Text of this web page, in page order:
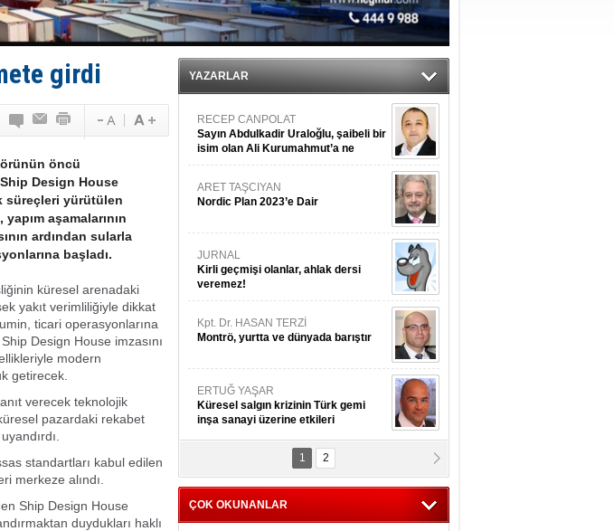
2. oldu!
maliyetler katlandı
için yurt dışı harcı için düzenleme istiyor
tutuklaması!
girdi
öncü
Design House
süreçleri yürütülen
aşamalarının
ardından sularla
başladı.
küresel arenadaki
yakıt verimliliğiyle dikkat
ticari operasyonlarına
Design House imzasını
modern
getirecek.
verecek teknolojik
pazardaki rekabet
standartları kabul edilen
merkeze alındı.
Ship Design House
duydukları haklı
YAZARLAR
RECEP CANPOLAT
Sayın Abdulkadir Uraloğlu, şaibeli bir
isim olan Ali Kurumahmut’a ne
danışıyorsunuz?
ARET TAŞCIYAN
Nordic Plan 2023’e Dair
JURNAL
Kirli geçmişi olanlar, ahlak dersi
veremez!
Kpt. Dr. HASAN TERZİ
Montrö, yurtta ve dünyada barıştır
ERTUĞ YAŞAR
Küresel salgın krizinin Türk gemi
inşa sanayi üzerine etkileri
Kpt. MESUT AZMİ GÖKSOY
ithafen...
1 2
ÇOK OKUNANLAR